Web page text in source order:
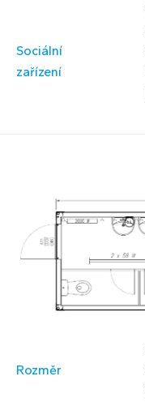
Sociální
zařízení
Rozměr